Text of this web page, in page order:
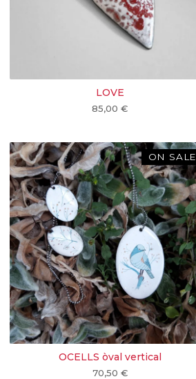
LOVE
85,00€
OCELLS òval vertical
70,50 €
ON SALE